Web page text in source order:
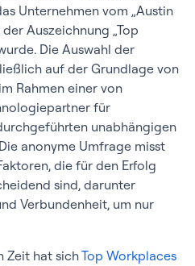
Unternehmen vom „Austin
Auszeichnung „Top
Die Auswahl der
auf der Grundlage von
Rahmen einer von
für
unabhängigen
anonyme Umfrage misst
die für den Erfolg
sind, darunter
Verbundenheit, um nur
Zeit hat sichTop Workplaces